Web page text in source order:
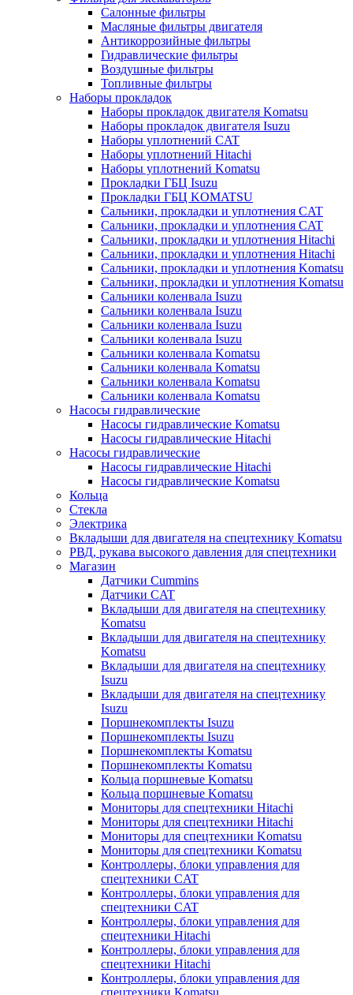
Салонные фильтры
Масляные фильтры двигателя
Антикоррозийные фильтры
Гидравлические фильтры
Воздушные фильтры
Топливные фильтры
Наборы прокладок
Наборы прокладок двигателя Komatsu
Наборы прокладок двигателя Isuzu
Наборы уплотнений CAT
Наборы уплотнений Hitachi
Наборы уплотнений Komatsu
Прокладки ГБЦ Isuzu
Прокладки ГБЦ KOMATSU
Сальники, прокладки и уплотнения CAT
Сальники, прокладки и уплотнения CAT
Сальники, прокладки и уплотнения Hitachi
Сальники, прокладки и уплотнения Hitachi
Сальники, прокладки и уплотнения Komatsu
Сальники, прокладки и уплотнения Komatsu
Сальники коленвала Isuzu
Сальники коленвала Isuzu
Сальники коленвала Isuzu
Сальники коленвала Isuzu
Сальники коленвала Komatsu
Сальники коленвала Komatsu
Сальники коленвала Komatsu
Сальники коленвала Komatsu
Насосы гидравлические
Насосы гидравлические Komatsu
Насосы гидравлические Hitachi
Насосы гидравлические
Насосы гидравлические Hitachi
Насосы гидравлические Komatsu
Кольца
Стекла
Электрика
Вкладыши для двигателя на спецтехнику Komatsu
РВД, рукава высокого давления для спецтехники
Магазин
Датчики Cummins
Датчики CAT
Вкладыши для двигателя на спецтехнику
Komatsu
Вкладыши для двигателя на спецтехнику
Komatsu
Вкладыши для двигателя на спецтехнику
Isuzu
Вкладыши для двигателя на спецтехнику
Isuzu
Поршнекомплекты Isuzu
Поршнекомплекты Isuzu
Поршнекомплекты Komatsu
Поршнекомплекты Komatsu
Кольца поршневые Komatsu
Кольца поршневые Komatsu
Мониторы для спецтехники Hitachi
Мониторы для спецтехники Hitachi
Мониторы для спецтехники Komatsu
Мониторы для спецтехники Komatsu
Контроллеры, блоки управления для
спецтехники CAT
Контроллеры, блоки управления для
спецтехники CAT
Контроллеры, блоки управления для
спецтехники Hitachi
Контроллеры, блоки управления для
спецтехники Hitachi
Контроллеры, блоки управления для
спецтехники Komatsu